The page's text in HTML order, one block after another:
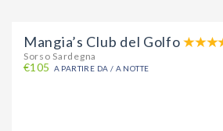
Mangia’s Club del Golfo
Sorso Sardegna
€105 A PARTIRE DA / A NOTTE